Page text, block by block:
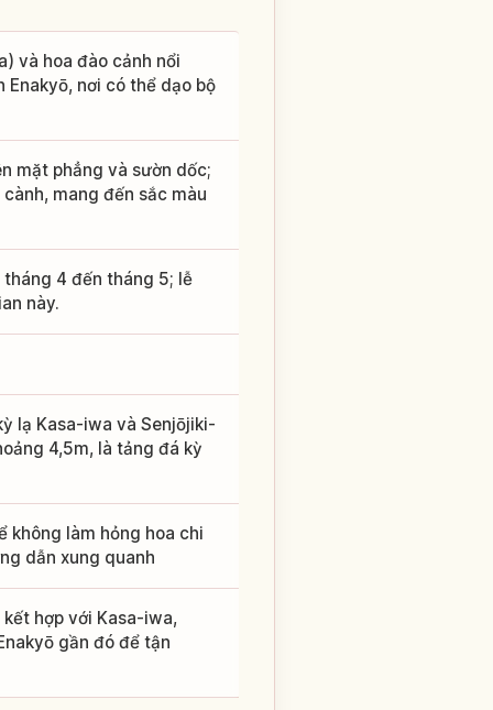
và hoa đào cảnh nổi
nơi có thể dạo bộ
mặt phẳng và sườn dốc;
mang đến sắc màu
4 đến tháng 5; lễ
này.
lạ Kasa-iwa và Senjōjiki-
4,5m, là tảng đá kỳ
không làm hỏng hoa chi
dẫn xung quanh
hợp với Kasa-iwa,
gần đó để tận